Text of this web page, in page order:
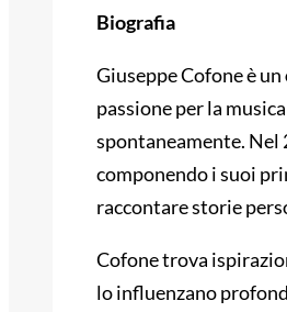
Biografia
Giuseppe Cofone è un
passione per la
spontaneamente. Nel
componendo i suoi
raccontare storie
Cofone trova
lo influenzano